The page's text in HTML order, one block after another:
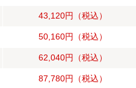
43,120円 （税込）
50,160円 （税込）
62,040円 （税込）
87,780円 （税込）